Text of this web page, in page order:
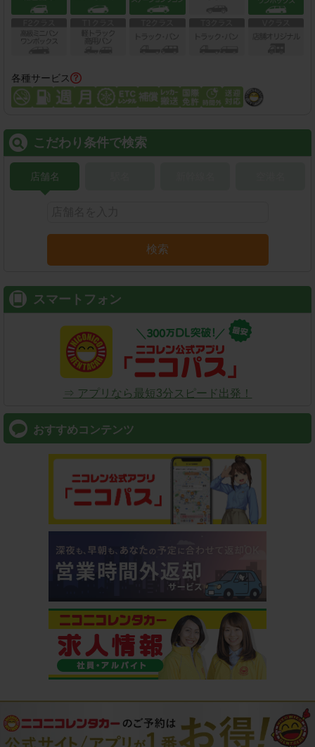
各種サービス
こだわり条件で検索
店舗名
検索
スマートフォン
⇒ アプリなら最短3分スピード出発！
おすすめコンテンツ